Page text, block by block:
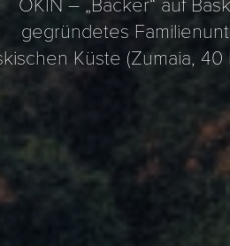
OKIN – „Bäcker“ auf
gegründetes
Küste (Zumaia,